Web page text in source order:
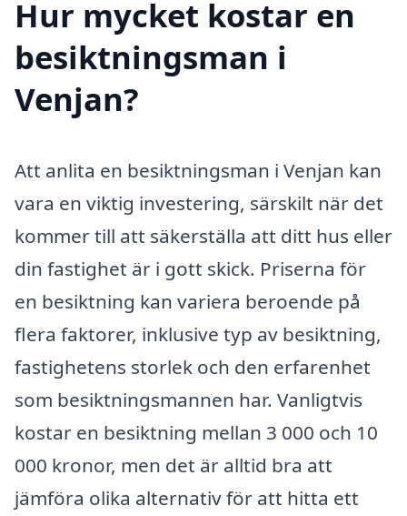
Hur mycket kostar en
besiktningsman i
Venjan?
Att anlita en besiktningsman i Venjan kan
vara en viktig investering, särskilt när det
kommer till att säkerställa att ditt hus eller
din fastighet är i gott skick. Priserna för
en besiktning kan variera beroende på
flera faktorer, inklusive typ av besiktning,
fastighetens storlek och den erfarenhet
som besiktningsmannen har. Vanligtvis
kostar en besiktning mellan 3 000 och 10
000 kronor, men det är alltid bra att
jämföra olika alternativ för att hitta ett